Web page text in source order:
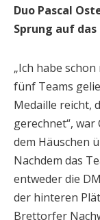
Duo Pascal
Sprung auf das
„Ich habe
fünf Teams
Medaille reicht,
gerechnet“, war
dem Häuschen
Nachdem das
entweder die
der hinteren
Brettorfer